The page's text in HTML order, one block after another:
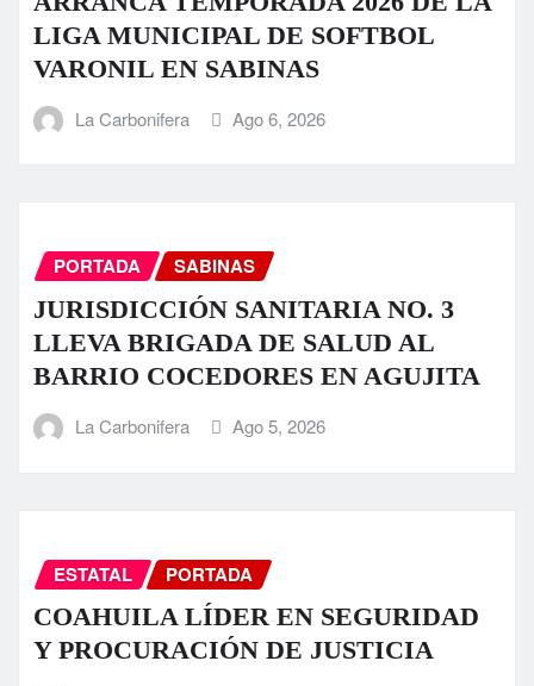
LIGA MUNICIPAL DE SOFTBOL
VARONIL EN SABINAS
La Carbonifera Ago 6, 2026
PORTADA SABINAS
JURISDICCIÓN SANITARIA NO. 3
LLEVA BRIGADA DE SALUD AL
BARRIO COCEDORES EN AGUJITA
La Carbonifera Ago 5, 2026
ESTATAL PORTADA
COAHUILA LÍDER EN SEGURIDAD
Y PROCURACIÓN DE JUSTICIA